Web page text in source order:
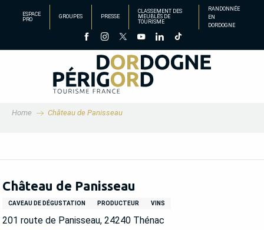
principal
ESPACE
PRO
GROUPES PRESSE
CLASSEMENT DES
MEUBLÉS DE
TOURISME
RANDONNÉE
EN
DORDOGNE
Home Château de Panisseau
Château de Panisseau
CAVEAU DE DÉGUSTATION PRODUCTEUR VINS
201 route de Panisseau, 24240 Thénac